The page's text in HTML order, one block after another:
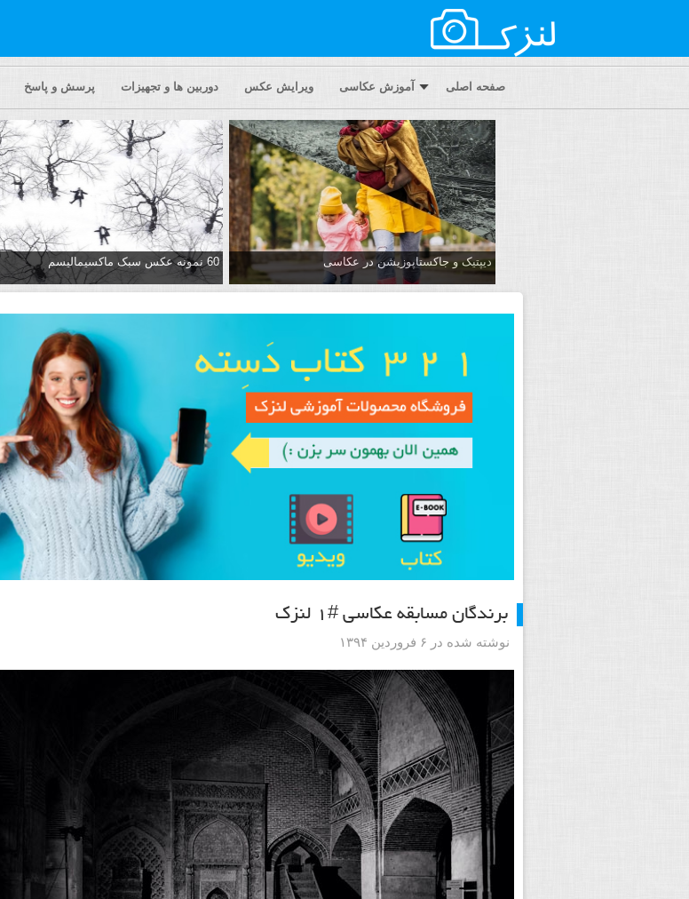
صفحه اصلی آموزش عکاسی ویرایش عکس دوربین ها و تجهیزات پرسش و پاسخ
دیپتیک و جاکستا‌پوزیشن در عکاسی 60 نمونه عکس سبک ماکسیمالیسم
برندگان مسابقه عکاسی #۱ لنزک
نوشته شده در ۶ فروردین ۱۳۹۴